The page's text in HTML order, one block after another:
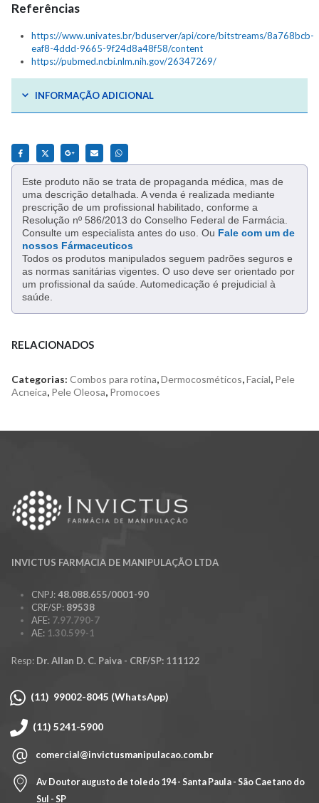
Referências
https://www.univates.br/bduserver/api/core/bitstreams/8a768bcb-
eaf8-4ddd-9665-9f24d8a48f58/content
https://pubmed.ncbi.nlm.nih.gov/26347269/
INFORMAÇÃO ADICIONAL
Este produto não se trata de propaganda médica, mas de
uma descrição detalhada. A venda é realizada mediante
prescrição de um profissional habilitado, conforme a
Resolução nº 586/2013 do Conselho Federal de Farmácia.
Consulte um especialista antes do uso. Ou Fale com um de
nossos Fármaceuticos
Todos os produtos manipulados seguem padrões seguros e
as normas sanitárias vigentes. O uso deve ser orientado por
um profissional da saúde. Automedicação é prejudicial à
saúde.
RELACIONADOS
Categorias: Combos para rotina,Dermocosméticos,Facial, Pele
Acneica, Pele Oleosa, Promocoes
INVICTUS FARMACIA DE MANIPULAÇÃO LTDA
CNPJ:48.088.655/0001-90
CRF/SP: 89538
AFE: 7.97.790-7
AE: 1.30.599-1
Resp: Dr. Allan D. C. Paiva - CRF/SP: 111122
(11) 99002-8045 (WhatsApp)
(11) 5241-5900
comercial@invictusmanipulacao.com.br
Av Doutor augusto de toledo 194 - Santa Paula - São Caetano do
Sul - SP